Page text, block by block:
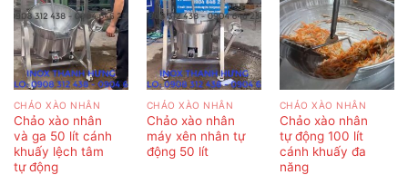
CHẢO XÀO NHÂN
Chảo xào nhân
và ga 50 lít cánh
khuấy lệch tâm
tự động
CHẢO XÀO NHÂN
Chảo xào nhân
máy xên nhân tự
động 50 lít
CHẢO XÀO NHÂN
Chảo xào nhân
tự động 100 lít
cánh khuấy đa
năng